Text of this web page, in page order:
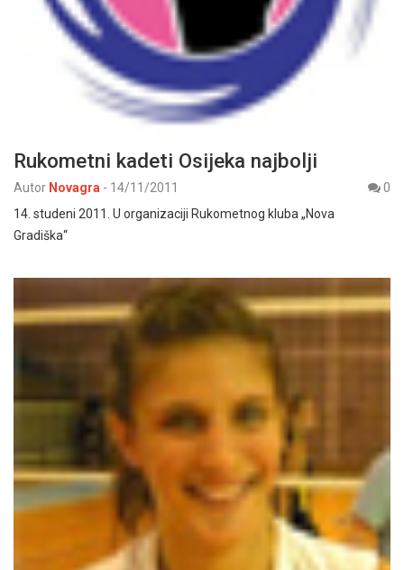
Rukometni kadeti Osijeka najbolji
Autor Novagra - 14/11/2011
0
14. studeni 2011. U organizaciji Rukometnog kluba „Nova
Gradiška“